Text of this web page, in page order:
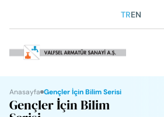
TREN
VAKFIMIZ
Anasayfa Gençler İçin Bilim Serisi
Gençler İçin Bilim